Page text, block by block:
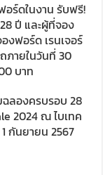
ร์ดในงาน รับฟรี!
ปี และผู้ที่จอง
งฟอร์ด เรนเจอร์
ภายในวันที่ 30
บาท
ลองครบรอบ 28
2024 ณ ไบเทค
กันยายน 2567